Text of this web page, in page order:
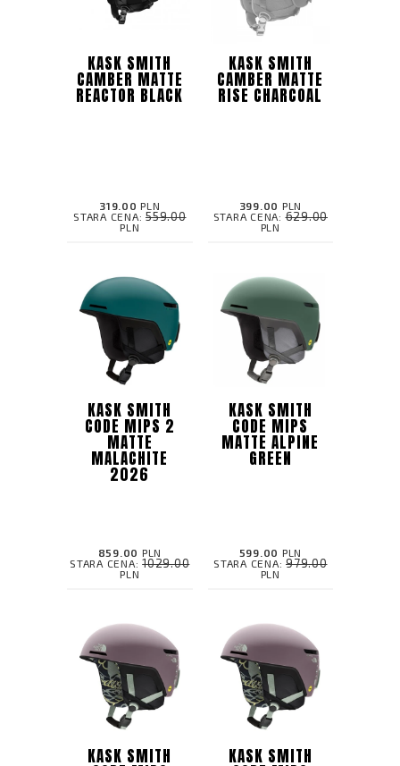
KASK SMITH
CAMBER MATTE
REACTOR BLACK
319.00 PLN
STARA CENA: 559.00
PLN
KASK SMITH
CAMBER MATTE
RISE CHARCOAL
399.00 PLN
STARA CENA:629.00
PLN
KASK SMITH
CODE MIPS 2
MATTE
MALACHITE
2026
859.00 PLN
STARA CENA:1029.00
PLN
KASK SMITH
CODE MIPS
MATTE ALPINE
GREEN
599.00 PLN
STARA CENA: 979.00
PLN
KASK SMITH KASK SMITH